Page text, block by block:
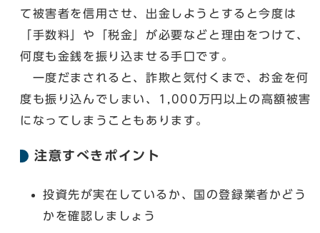
て被害者を信用させ、出金しようとすると今度は
「手数料」や「税金」が必要などと理由をつけて、
何度も金銭を振り込ませる手口です。
一度だまされると、詐欺と気付くまで、お金を何
度も振り込んでしまい、1,000万円以上の高額被害
になってしまうこともあります。
注意すべきポイント
投資先が実在しているか、国の登録業者かどう
かを確認しましょう